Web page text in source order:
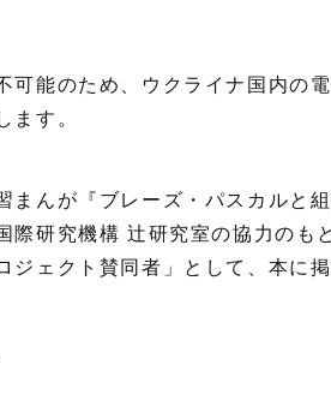
能のため、ウクライナ国内の
ます。
んが『ブレーズ・パスカルと
際研究機構 辻研究室の協力の
ェクト賛同者」として、本に